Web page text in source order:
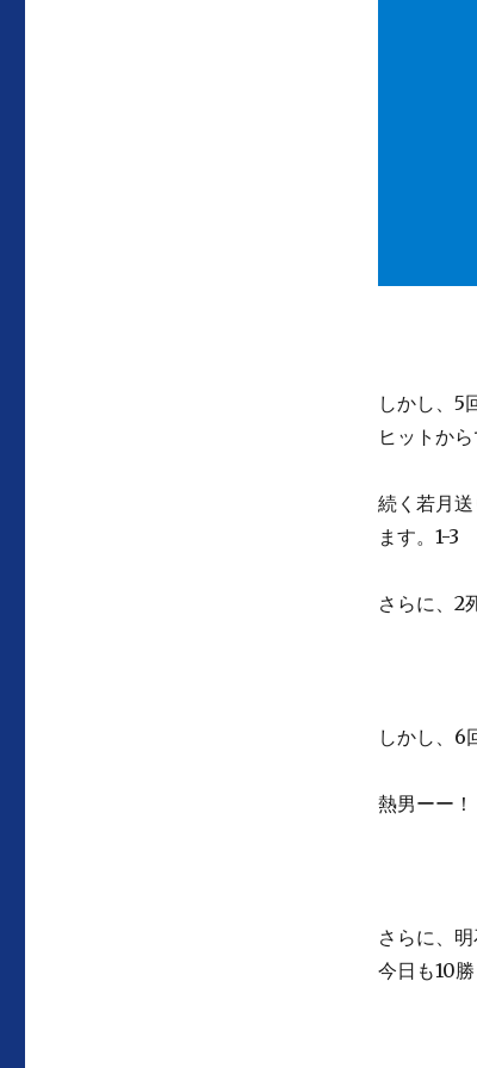
しかし、5
ヒットから
続く若月
ます。1-3
さらに、2
しかし、6
熱男ーー！
さらに、
今日も10